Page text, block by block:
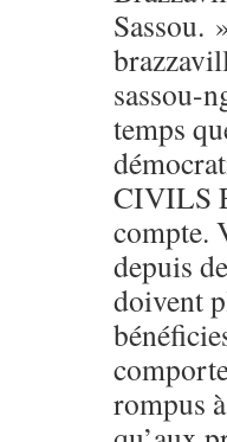
Sassou.
sassou-
temps
CIVILS
compte.
depuis
doivent
rompus